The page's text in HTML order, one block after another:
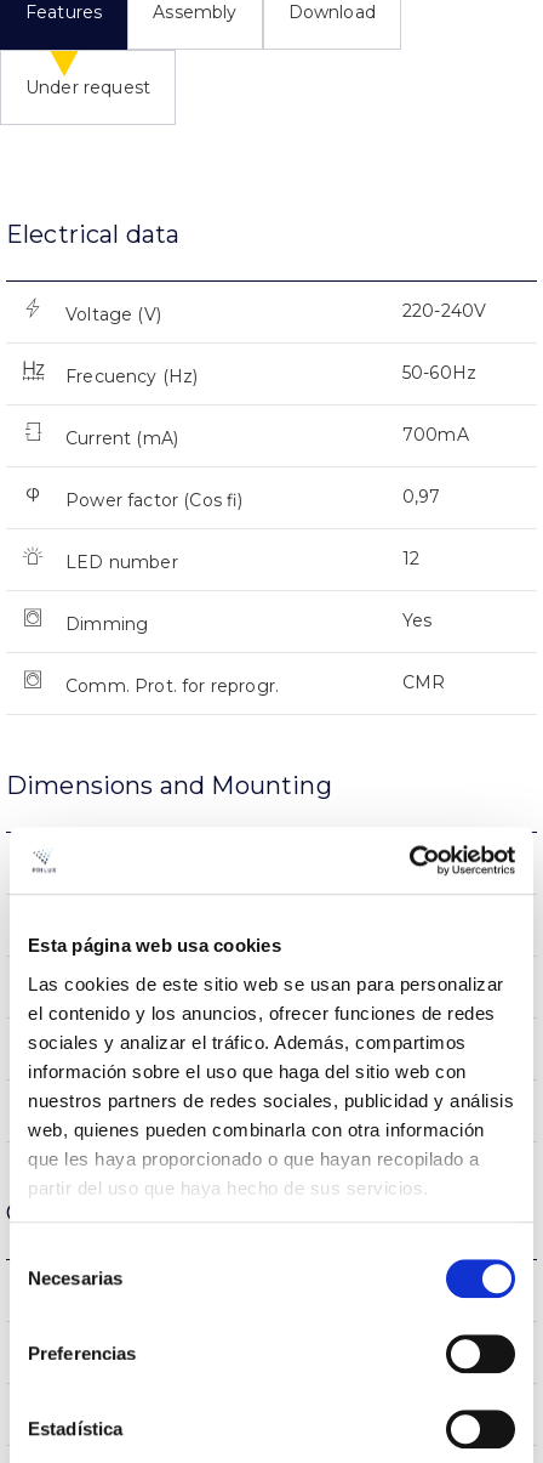
Esta página web usa cookies
Las cookies de este sitio web se usan para personalizar
el contenido y los anuncios, ofrecer funciones de redes
sociales y analizar el tráfico. Además, compartimos
información sobre el uso que haga del sitio web con
nuestros partners de redes sociales, publicidad y análisis
web, quienes pueden combinarla con otra información
que les haya proporcionado o que hayan recopilado a
partir del uso que haya hecho de sus servicios.
Necesarias
Preferencias
Estadística
Features Assembly Download
Under request
Electrical data
Voltage (V) 220-240V
Frecuency (Hz) 50-60Hz
Current (mA) 700mA
Power factor (Cos fi) 0,97
LED number 12
Dimming Yes
Comm. Prot. for reprogr. CMR
Dimensions and Mounting
Arm Mount
Weight 9.5Kg
Measures Ø600x435mm
Linkable No
Optical data
Colour temperature 4.000K
CRI Colour rendering index >70
Optical S150L1M